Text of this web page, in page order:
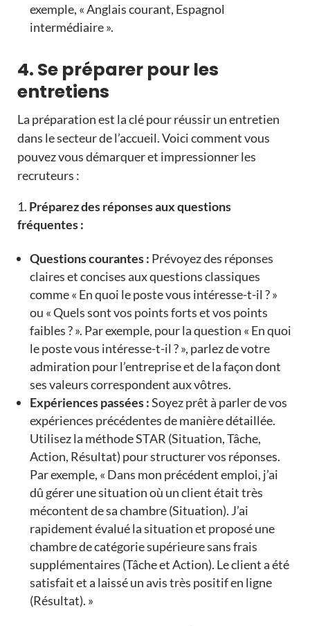
exemple, « Anglais courant, Espagnol
intermédiaire ».
4. Se préparer pour les
entretiens
La préparation est la clé pour réussir un entretien
dans le secteur de l’accueil. Voici comment vous
pouvez vous démarquer et impressionner les
recruteurs :
Préparez des réponses aux questions
fréquentes :
Questions courantes : Prévoyez des réponses
claires et concises aux questions classiques
comme « En quoi le poste vous intéresse-t-il ? »
ou « Quels sont vos points forts et vos points
faibles ? ». Par exemple, pour la question « En quoi
le poste vous intéresse-t-il ? », parlez de votre
admiration pour l’entreprise et de la façon dont
ses valeurs correspondent aux vôtres.
Expériences passées :Soyez prêt à parler de vos
expériences précédentes de manière détaillée.
Utilisez la méthode STAR (Situation, Tâche,
Action, Résultat) pour structurer vos réponses.
Par exemple, « Dans mon précédent emploi, j’ai
dû gérer une situation où un client était très
mécontent de sa chambre (Situation). J’ai
rapidement évalué la situation et proposé une
chambre de catégorie supérieure sans frais
supplémentaires (Tâche et Action). Le client a été
satisfait et a laissé un avis très positif en ligne
(Résultat). »